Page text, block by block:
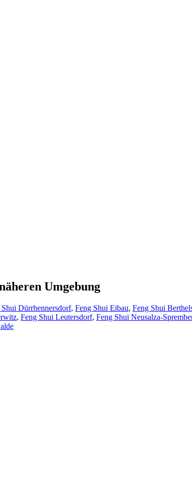
Umgebung
Shui Dürrhennersdorf, Feng Shui Eibau, Feng Shui
, Feng Shui Leutersdorf, Feng Shui Neusalza-